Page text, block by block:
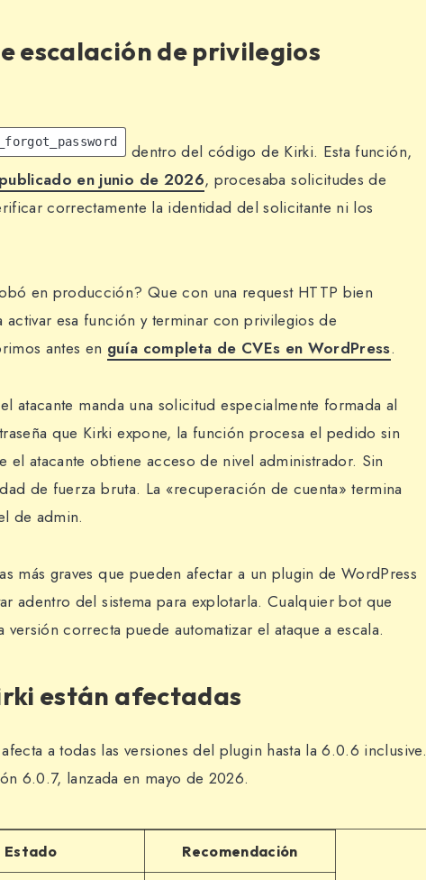
escalación de privilegios
dentro del código de Kirki. Esta función,
en junio de 2026, procesaba solicitudes de
correctamente la identidad del solicitante ni los
en producción? Que con una request HTTP bien
activar esa función y terminar con privilegios de
antes en guía completa de CVEs en WordPress.
atacante manda una solicitud especialmente formada al
que Kirki expone, la función procesa el pedido sin
el atacante obtiene acceso de nivel administrador. Sin
de fuerza bruta. La «recuperación de cuenta» termina
de admin.
más graves que pueden afectar a un plugin de WordPress
adentro del sistema para explotarla. Cualquier bot que
correcta puede automatizar el ataque a escala.
están afectadas
a todas las versiones del plugin hasta la 6.0.6 inclusive.
6.0.7, lanzada en mayo de 2026.
Estado Recomendación